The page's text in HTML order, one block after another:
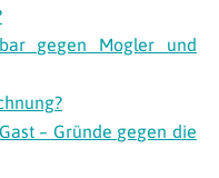
gegen Mogler und
– Gründe gegen die